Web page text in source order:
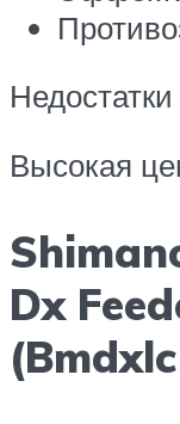
Недостатки
Высокая
Dx